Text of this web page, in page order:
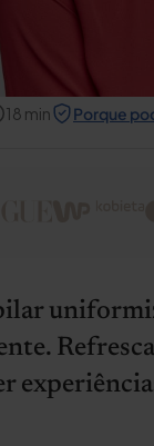
18 min Porque